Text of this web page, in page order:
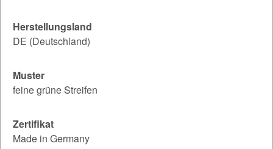
Herstellungsland
DE (Deutschland)
Muster
feine grüne Streifen
Zertifikat
Made in Germany